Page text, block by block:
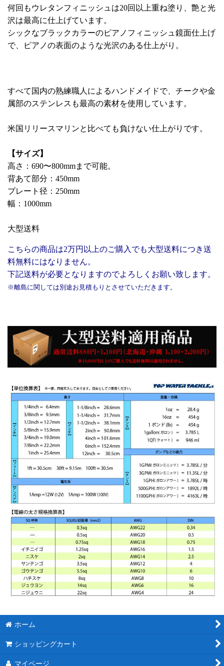
何回もウレタンフィニッシュは20回以上重ね塗り、艶と光
沢は最高に仕上げています。
シックなブラックカラーのピアノフィニッシュ鏡面仕上げ
で、ピアノの表面のような光沢のある仕上がり。
すべて国内の熟練職人によるハンドメイドで、チークや金
属部のステンレスも最高の素材を使用しています。
米国リリースマリンと比べても負けない仕上がりです。
【サイズ】
高さ：690〜800mmまで可能。
背あて部分：450mm
プレート径：250mm
幅：1000mm
大型送料
こちらの商品は2万円以上のご購入でも大型送料につき送
料無料にはなりません。
下記送料が必要となりますのでよろしくお願い致します。
※離島に関しては別途お見積もりとさせていただきます。
ホーム
ショッピングカート
マイページ